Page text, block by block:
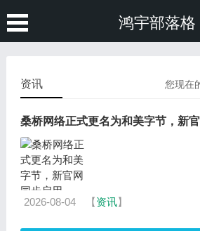
鸿宇部落格
您现在
资讯
桑桥网络正式更名为和美字节，新
2026-08-04 【资讯】